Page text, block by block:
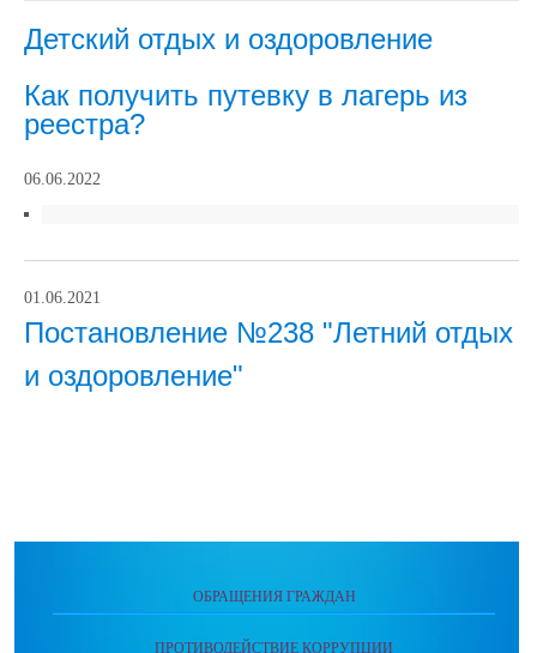
Детский отдых и оздоровление
Как получить путевку в лагерь из
реестра?
06.06.2022
01.06.2021
Постановление №238 "Летний отдых
и оздоровление"
ОБРАЩЕНИЯ ГРАЖДАН
ПРОТИВОДЕЙСТВИЕ КОРРУПЦИИ